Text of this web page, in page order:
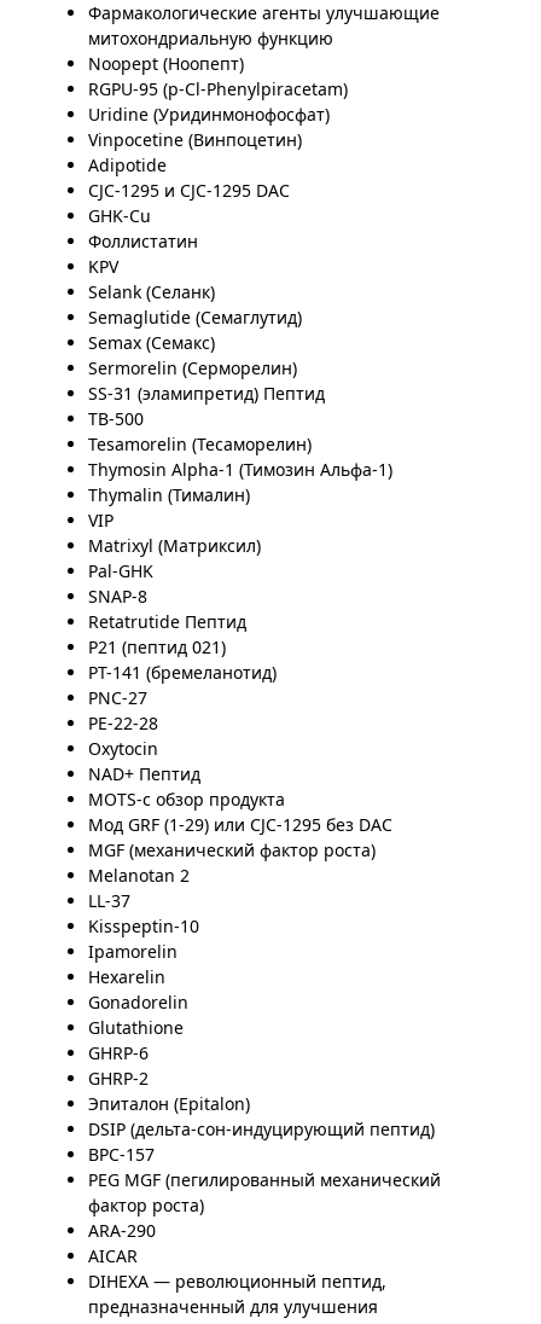
Фармакологические агенты улучшающие
митохондриальную функцию
Noopept (Ноопепт)
RGPU-95 (p-Cl-Phenylpiracetam)
Uridine (Уридинмонофосфат)
Vinpocetine (Винпоцетин)
Adipotide
CJC-1295 и CJC-1295 DAC
GHK-Cu
Фоллистатин
KPV
Selank (Селанк)
Semaglutide (Семаглутид)
Semax (Семакс)
Sermorelin (Серморелин)
SS-31 (эламипретид) Пептид
TB-500
Tesamorelin (Тесаморелин)
Thymosin Alpha-1 (Тимозин Альфа-1)
Thymalin (Тималин)
VIP
Matrixyl (Матриксил)
Pal-GHK
SNAP-8
Retatrutide Пептид
P21 (пептид 021)
PT-141 (бремеланотид)
PNC-27
PE-22-28
Oxytocin
NAD+ Пептид
MOTS-c обзор продукта
Мод GRF (1-29) или CJC-1295 без DAC
MGF (механический фактор роста)
Melanotan 2
LL-37
Kisspeptin-10
Ipamorelin
Hexarelin
Gonadorelin
Glutathione
GHRP-6
GHRP-2
Эпиталон (Epitalon)
DSIP (дельта-сон-индуцирующий пептид)
BPC-157
PEG MGF (пегилированный механический
фактор роста)
ARA-290
AICAR
DIHEXA — революционный пептид,
предназначенный для улучшения